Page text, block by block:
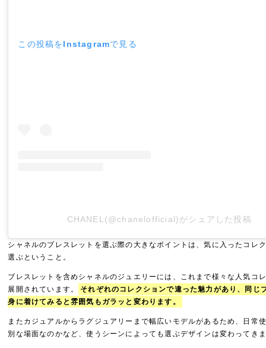
この投稿をInstagramで見る
CHANEL(@chanelofficial)がシェアした投稿
シャネルのブレスレットを選ぶ際の大きなポイントは、気に入ったコレ
選ぶということ。
ブレスレットを含めシャネルのジュエリーには、これまで様々な人気コ
展開されています。
それぞれのコレクションで違った魅力があり、同じ
身に着けてみると雰囲気もガラッと変わります。
またカジュアルからラグジュアリーまで幅広いモデルがあるため、日常
別な場面なのかなど、使うシーンによっても選ぶデザインは変わってき